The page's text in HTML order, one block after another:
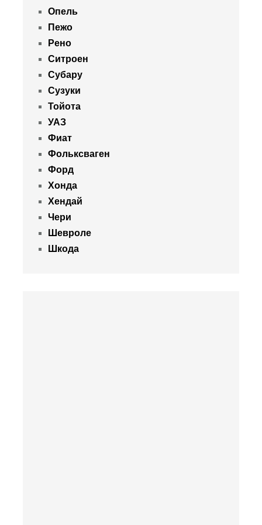
Опель
Пежо
Рено
Ситроен
Субару
Сузуки
Тойота
УАЗ
Фиат
Фольксваген
Форд
Хонда
Хендай
Чери
Шевроле
Шкода